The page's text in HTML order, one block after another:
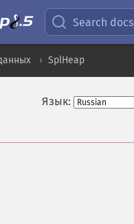
Search docs
SplHeap
Язык: